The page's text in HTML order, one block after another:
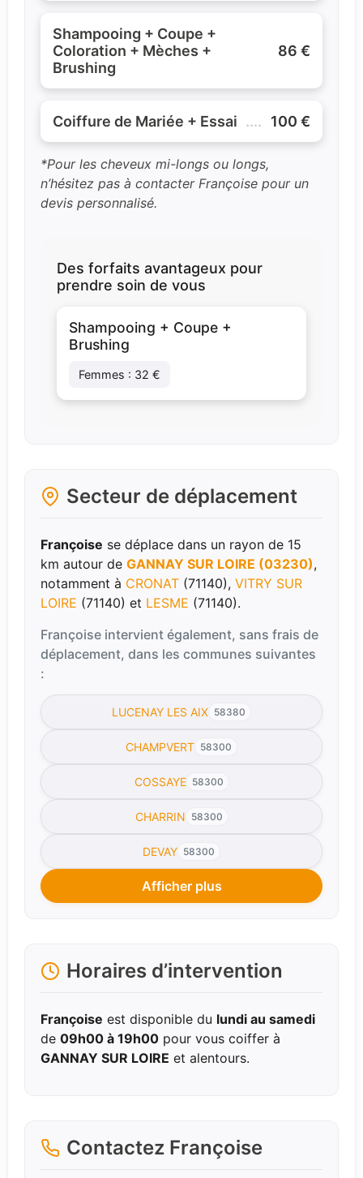
Shampooing + Coupe +
Coloration + Mèches +
Brushing
86 €
Coiffure de Mariée + Essai 100 €
*Pour les cheveux mi-longs ou longs,
n’hésitez pas à contacter Françoise pour un
devis personnalisé.
Des forfaits avantageux pour
prendre soin de vous
Shampooing + Coupe +
Brushing
Femmes : 32 €
Secteur de déplacement
Françoise se déplace dans un rayon de 15
km autour de GANNAY SUR LOIRE (03230),
notamment à CRONAT (71140), VITRY SUR
LOIRE (71140) et LESME (71140).
Françoise intervient également, sans frais de
déplacement, dans les communes suivantes
:
LUCENAY LES AIX 58380
CHAMPVERT 58300
COSSAYE 58300
CHARRIN 58300
DEVAY 58300
Afficher plus
Horaires d’intervention
Françoise est disponible du lundi au samedi
de 09h00 à 19h00 pour vous coiffer à
GANNAY SUR LOIRE et alentours.
Contactez Françoise